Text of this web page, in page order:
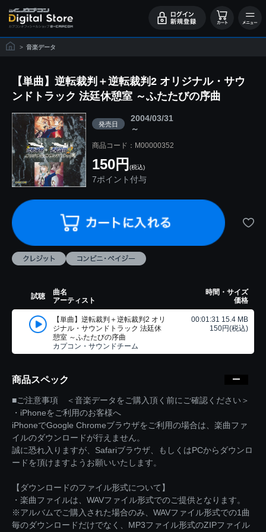
> 音楽データ
【単曲】逆転裁判＋逆転裁判2 オリジナル・サウ
ンドトラック 法廷休憩室 ～ふたたびの序曲
発売日
2004/03/31
～
商品コード：M00000352
150円 (税込)
7ポイント付与
試聴
曲名
アーティスト
時間・サイズ
価格
【単曲】逆転裁判＋逆転裁判2 オリ
ジナル・サウンドトラック 法廷休
憩室 ～ふたたびの序曲
カプコン・サウンドチーム
00:01:31 15.4 MB
150円(税込)
商品スペック
■ご注意事項 ＜音楽データをご購入頂く前にご確認ください＞
・iPhoneをご利用のお客様へ
iPhoneでGoogle Chromeブラウザをご利用の場合は、楽曲ファ
イルのダウンロードが行えません。
誠に恐れ入りますが、Safariブラウザ、もしくはPCからダウンロ
ードを頂けますようお願いいたします。
【ダウンロードのファイル形式について】
・楽曲ファイルは、WAVファイル形式でのご提供となります。
※アルバムでご購入された場合のみ、WAVファイル形式での1曲
毎のダウンロードだけでなく、MP3ファイル形式のZIPファイル